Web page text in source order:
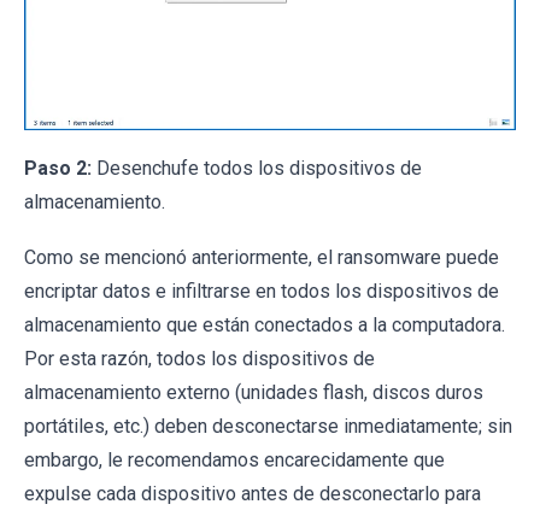
Paso 2: Desenchufe todos los dispositivos de
almacenamiento.
Como se mencionó anteriormente, el ransomware puede
encriptar datos e infiltrarse en todos los dispositivos de
almacenamiento que están conectados a la computadora.
Por esta razón, todos los dispositivos de
almacenamiento externo (unidades flash, discos duros
portátiles, etc.) deben desconectarse inmediatamente; sin
embargo, le recomendamos encarecidamente que
expulse cada dispositivo antes de desconectarlo para